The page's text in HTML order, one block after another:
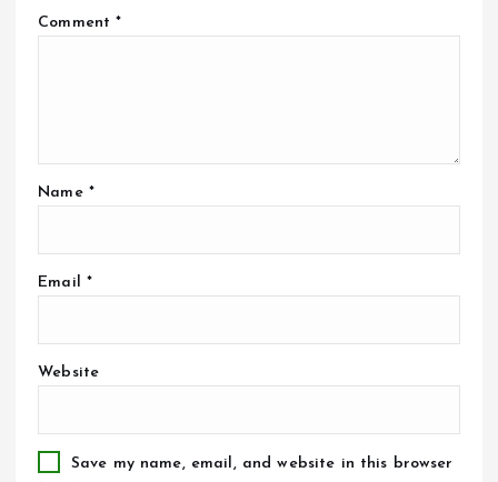
Comment*
Name *
Email *
Website
Save my name, email, and website in this browser